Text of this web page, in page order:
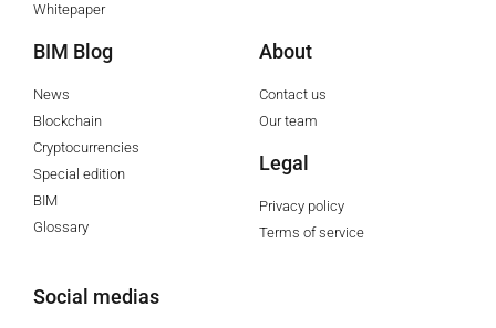
Whitepaper
BIM Blog
News
Blockchain
Cryptocurrencies
Special edition
BIM
Glossary
About
Contact us
Our team
Legal
Privacy policy
Terms of service
Social medias